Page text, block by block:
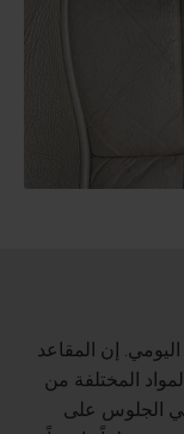
إن المقاعد
المختلفة من
الجلوس على